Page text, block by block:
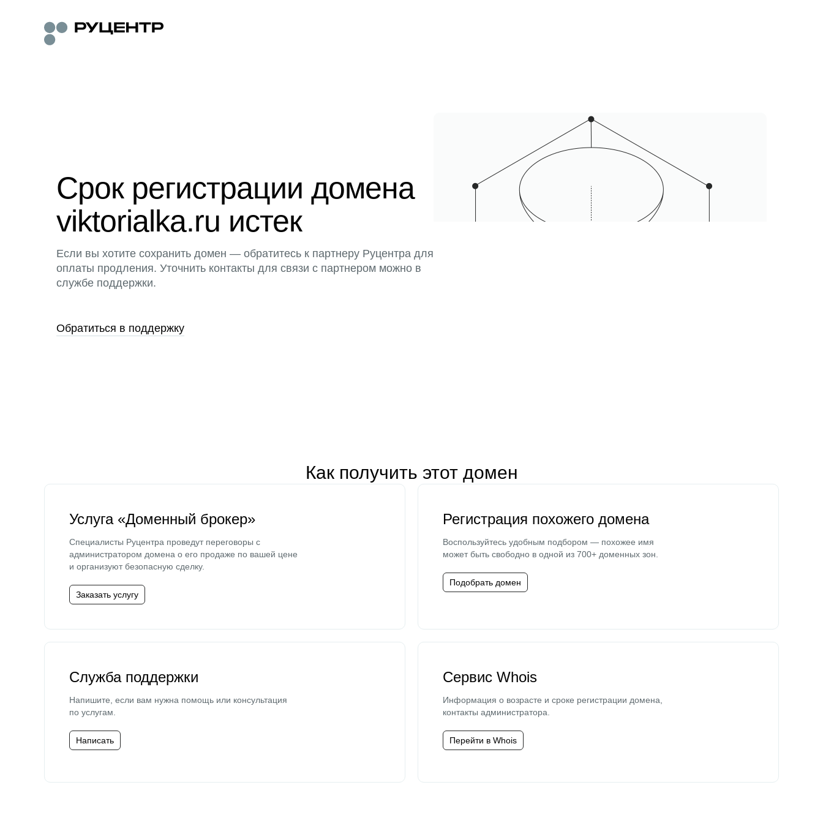
Срок регистрации домена
viktorialka.ru истек
Если вы хотите сохранить домен — обратитесь к партнеру Руцентра для
оплаты продления. Уточнить контакты для связи с партнером можно в
службе поддержки.
Обратиться в поддержку
Как получить этот домен
Услуга «Доменный брокер»
Специалисты Руцентра проведут переговоры с
администратором домена о его продаже по вашей цене
и организуют безопасную сделку.
Заказать услугу
Регистрация похожего домена
Воспользуйтесь удобным подбором — похожее имя
может быть свободно в одной из 700+ доменных зон.
Подобрать домен
Служба поддержки
Напишите, если вам нужна помощь или консультация
по услугам.
Написать
Сервис Whois
Информация о возрасте и сроке регистрации домена,
контакты администратора.
Перейти в Whois